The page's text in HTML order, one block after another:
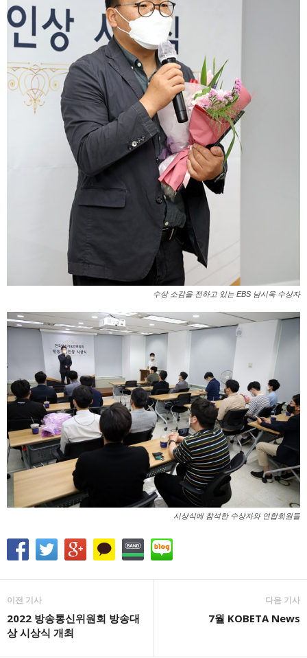
수상 소감을 전하고 있는 EBS 남시욱 수상자
시상식에 참석한 수상자와 연합회원들
이전 기사
2022 방송통신위원회 방송대
상 시상식 개최
다음 기사
7월 KOBETA News